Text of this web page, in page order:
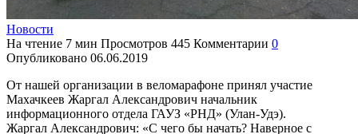
Новости
На чтение 7 мин Просмотров 445 Комментарии 0
Опубликовано 06.06.2019
От нашей организации в веломарафоне принял участие
Махачкеев Жаргал Александрович начальник
информационного отдела ГАУЗ «РНД» (Улан-Удэ).
Жаргал Александрович: «С чего бы начать? Наверное с